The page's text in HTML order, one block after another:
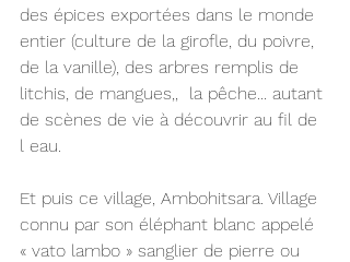
des épices exportées dans le monde
entier (culture de la girofle, du poivre,
de la vanille), des arbres remplis de
litchis, de mangues,,  la pêche... autant
de scènes de vie à découvrir au fil de
l eau.
Et puis ce village, Ambohitsara. Village
connu par son éléphant blanc appelé
« vato lambo » sanglier de pierre ou